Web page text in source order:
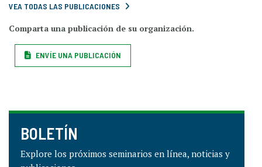
VEA TODAS LAS PUBLICACIONES
Comparta una publicación de su organización.
ENVÍE UNA PUBLICACIÓN
BOLETÍN
Explore los próximos seminarios en línea, noticias y